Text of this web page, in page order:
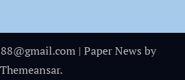
| Paper News by
Themeansar.